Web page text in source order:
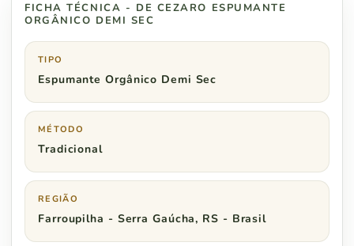
FICHA TÉCNICA - DE CEZARO ESPUMANTE
ORGÂNICO DEMI SEC
TIPO
Espumante Orgânico Demi Sec
MÉTODO
Tradicional
REGIÃO
Farroupilha - Serra Gaúcha, RS - Brasil